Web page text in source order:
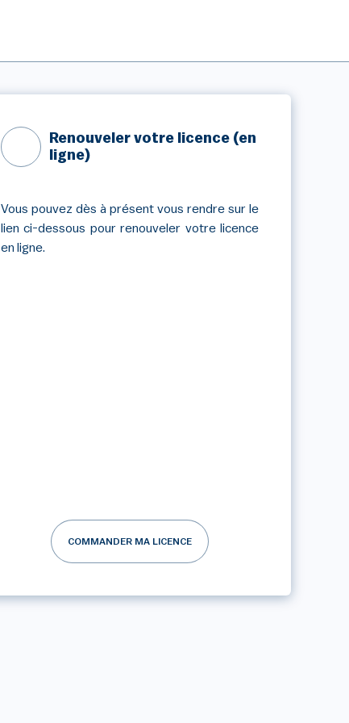
Renouveler votre licence (en
ligne)
Vous pouvez dès à présent vous rendre sur le
lien ci-dessous pour renouveler votre licence
en ligne.
COMMANDER MA LICENCE